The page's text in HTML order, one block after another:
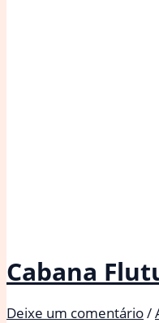
Cabana
Deixe um comentário/